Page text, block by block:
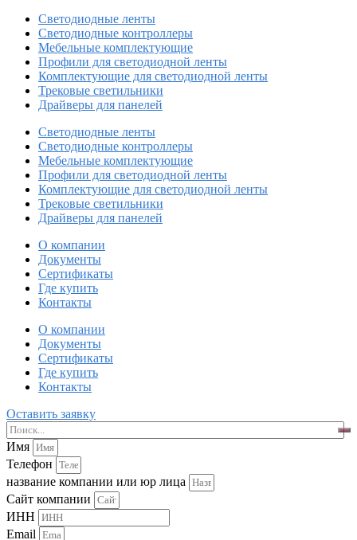
Светодиодные ленты
Светодиодные контроллеры
Мебельные комплектующие
Профили для светодиодной ленты
Комплектующие для светодиодной ленты
Трековые светильники
Драйверы для панелей
Светодиодные ленты
Светодиодные контроллеры
Мебельные комплектующие
Профили для светодиодной ленты
Комплектующие для светодиодной ленты
Трековые светильники
Драйверы для панелей
О компании
Документы
Сертификаты
Где купить
Контакты
О компании
Документы
Сертификаты
Где купить
Контакты
Оставить заявку
Имя
Телефон
название компании или юр лица
Сайт компании
ИНН
Email